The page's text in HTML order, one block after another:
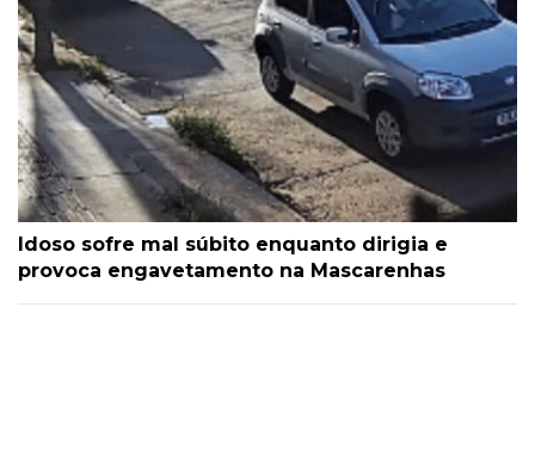
Idoso sofre mal súbito enquanto dirigia e
provoca engavetamento na Mascarenhas